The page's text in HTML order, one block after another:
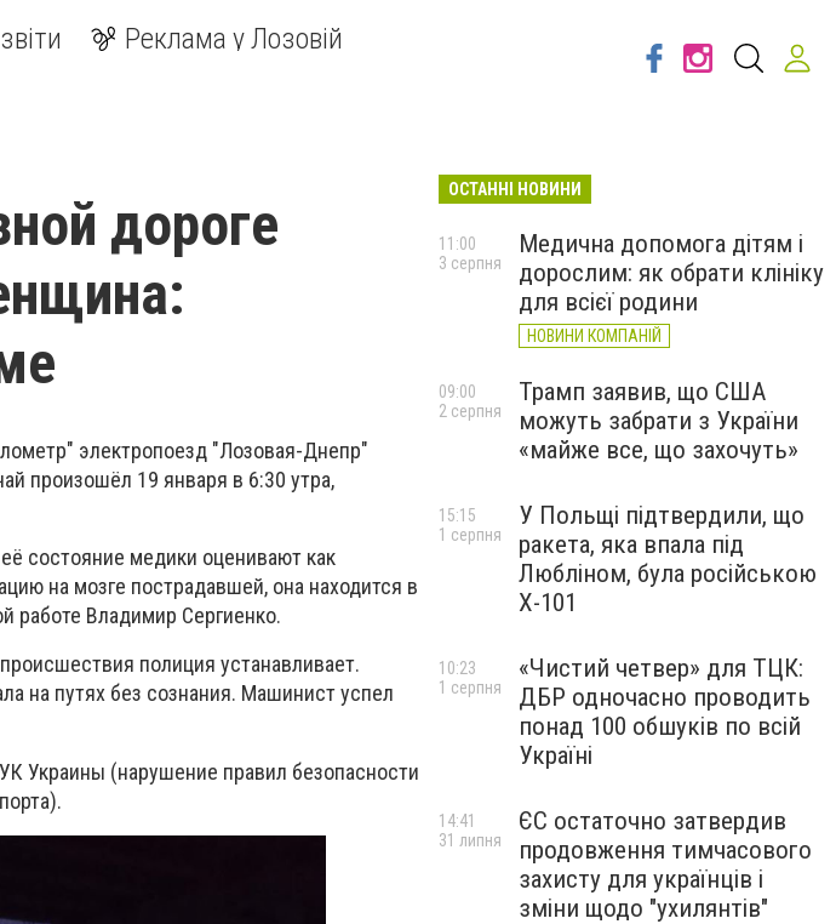
Реклама у Лозовій
дороге
электропоезд "Лозовая-Днепр"
произошёл 19 января в 6:30 утра,
состояние медики оценивают как
на мозге пострадавшей, она находится в
работе Владимир Сергиенко.
полиция устанавливает.
на путях без сознания. Машинист успел
Украины (нарушение правил безопасности
ОСТАННІ НОВИНИ
Медична допомога дітям і
дорослим: як обрати клініку
для всієї родини
НОВИНИ КОМПАНІЙ
11:00
3 серпня
Трамп заявив, що США
можуть забрати з України
«майже все, що захочуть»
09:00
2 серпня
У Польщі підтвердили, що
ракета, яка впала під
Любліном, була російською
Х-101
15:15
1 серпня
«Чистий четвер» для ТЦК:
ДБР одночасно проводить
понад 100 обшуків по всій
Україні
10:23
1 серпня
ЄС остаточно затвердив
продовження тимчасового
захисту для українців і
зміни щодо "ухилянтів"
14:41
31 липня